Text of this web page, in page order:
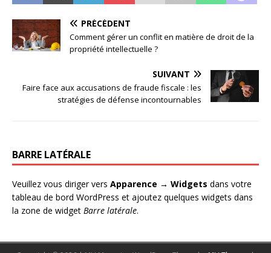
PRÉCÉDENT
Comment gérer un conflit en matière de droit de la
propriété intellectuelle ?
SUIVANT
Faire face aux accusations de fraude fiscale : les
stratégies de défense incontournables
BARRE LATÉRALE
Veuillez vous diriger vers Apparence → Widgets dans votre
tableau de bord WordPress et ajoutez quelques widgets dans
la zone de widget Barre latérale.